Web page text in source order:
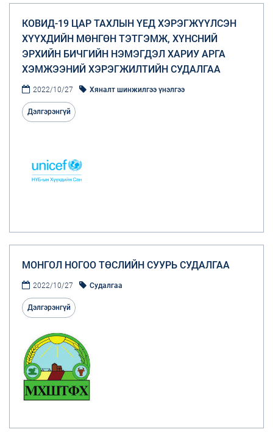
КОВИД-19 ЦАР ТАХЛЫН ҮЕД ХЭРЭГЖҮҮЛСЭН
ХҮҮХДИЙН МӨНГӨН ТЭТГЭМЖ, ХҮНСНИЙ
ЭРХИЙН БИЧГИЙН НЭМЭГДЭЛ ХАРИУ АРГА
ХЭМЖЭЭНИЙ ХЭРЭГЖИЛТИЙН СУДАЛГАА
2022/10/27 Хяналт шинжилгээ үнэлгээ
Дэлгэрэнгүй
МОНГОЛ НОГОО ТӨСЛИЙН СУУРЬ СУДАЛГАА
2022/10/27 Судалгаа
Дэлгэрэнгүй